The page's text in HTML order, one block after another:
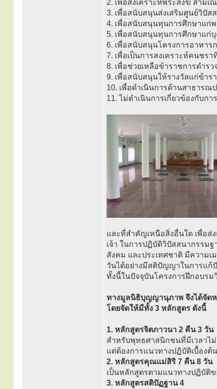
2. เพื่อสงเคราะห์พระสงฆ์ สาม
3. เพื่อสนับสนุนส่งเสริมศูนย์วิปั
4. เพื่อสนับสนุนทุนการศึกษาแก่
5. เพื่อสนับสนุนทุนการศึกษาแก่บุ
6. เพื่อสนับสนุนโครงการอาหาร
7. เพื่อเป็นการสงเคราะห์คนช
8. เพื่อช่วยเหลือข้าราชการตำร
9. เพื่อสนับสนุนให้รางวัลแก่ข้า
10. เพื่อดำเนินการด้านสาธาร
11. ไม่ดำเนินการเกี่ยวข้องกับกา
และที่สำคัญเหนือสิ่งอื่นใด เพื่อส่
เจ้า ในการปฏิบัติวิปัสสนากรรม
สังคม และประเทศชาติ มีความ
วันได้อย่างมีสติปัญญาในการแก้
ทั้งนี้ในปัจจุบันโครงการฝึกอบร
ทางมูลนิธิบุญญานุภาพ จึงได้จัด
โดยจัดให้มีทั้ง 3 หลักสูตร ดังนี้
1. หลักสูตรจิตภาวนา 2 คืน 3 วัน
สำหรับพุทธศาสนิกชนที่มีเวลาไ
แต่ต้องการแนวทางปฏิบัติเบื้องต้
2. หลักสูตรคุณแม่สิริ 7 คืน 8 วัน
เป็นหลักสูตรตามแนวทางปฏิบัติ
3. หลักสูตรสติปัฏฐาน 4